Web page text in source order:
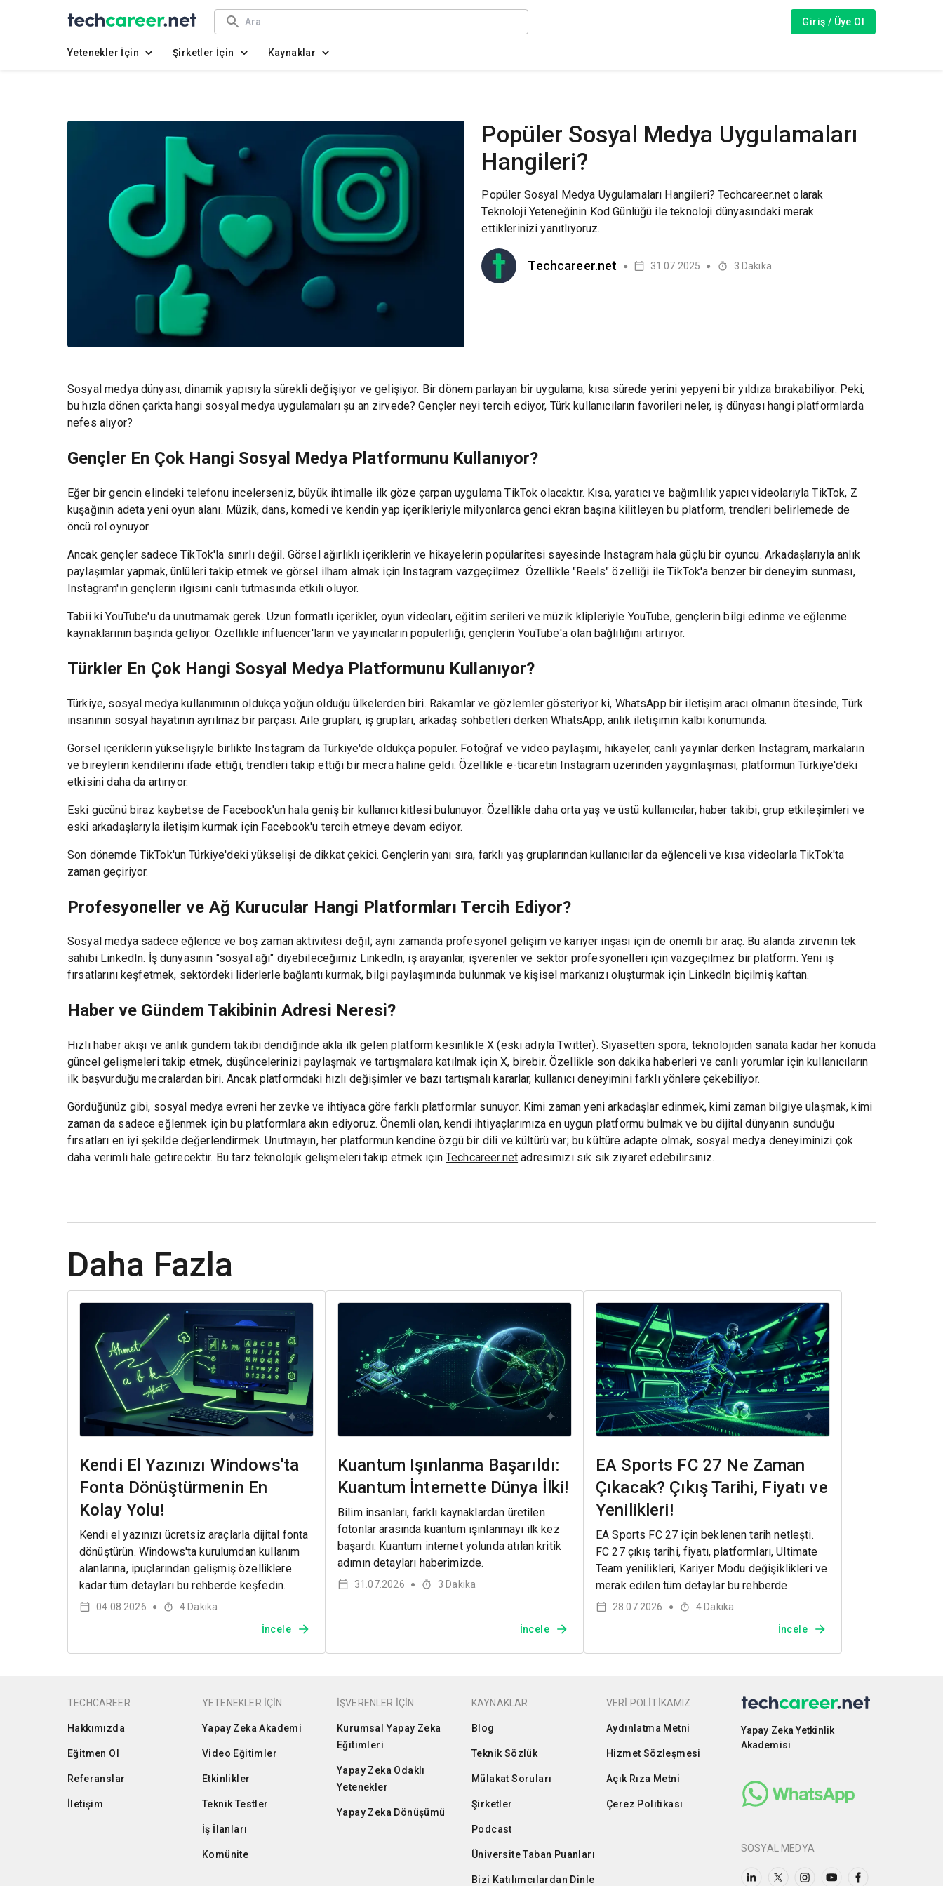
Giriş / Üye Ol
Yetenekler İçin Şirketler İçin Kaynaklar
Popüler Sosyal Medya Uygulamaları
Hangileri?
Popüler Sosyal Medya Uygulamaları Hangileri? Techcareer.net olarak
Teknoloji Yeteneğinin Kod Günlüğü ile teknoloji dünyasındaki merak
ettiklerinizi yanıtlıyoruz.
Techcareer.net ● 31.07.2025 ● 3 Dakika
Sosyal medya dünyası, dinamik yapısıyla sürekli değişiyor ve gelişiyor. Bir dönem parlayan bir uygulama, kısa sürede yerini yepyeni bir yıldıza bırakabiliyor. Peki,
bu hızla dönen çarkta hangi sosyal medya uygulamaları şu an zirvede? Gençler neyi tercih ediyor, Türk kullanıcıların favorileri neler, iş dünyası hangi platformlarda
nefes alıyor?
Gençler En Çok Hangi Sosyal Medya Platformunu Kullanıyor?
Eğer bir gencin elindeki telefonu incelerseniz, büyük ihtimalle ilk göze çarpan uygulama TikTok olacaktır. Kısa, yaratıcı ve bağımlılık yapıcı videolarıyla TikTok, Z
kuşağının adeta yeni oyun alanı. Müzik, dans, komedi ve kendin yap içerikleriyle milyonlarca genci ekran başına kilitleyen bu platform, trendleri belirlemede de
öncü rol oynuyor.
Ancak gençler sadece TikTok'la sınırlı değil. Görsel ağırlıklı içeriklerin ve hikayelerin popülaritesi sayesinde Instagram hala güçlü bir oyuncu. Arkadaşlarıyla anlık
paylaşımlar yapmak, ünlüleri takip etmek ve görsel ilham almak için Instagram vazgeçilmez. Özellikle "Reels" özelliği ile TikTok'a benzer bir deneyim sunması,
Instagram'ın gençlerin ilgisini canlı tutmasında etkili oluyor.
Tabii ki YouTube'u da unutmamak gerek. Uzun formatlı içerikler, oyun videoları, eğitim serileri ve müzik klipleriyle YouTube, gençlerin bilgi edinme ve eğlenme
kaynaklarının başında geliyor. Özellikle influencer'ların ve yayıncıların popülerliği, gençlerin YouTube'a olan bağlılığını artırıyor.
Türkler En Çok Hangi Sosyal Medya Platformunu Kullanıyor?
Türkiye, sosyal medya kullanımının oldukça yoğun olduğu ülkelerden biri. Rakamlar ve gözlemler gösteriyor ki, WhatsApp bir iletişim aracı olmanın ötesinde, Türk
insanının sosyal hayatının ayrılmaz bir parçası. Aile grupları, iş grupları, arkadaş sohbetleri derken WhatsApp, anlık iletişimin kalbi konumunda.
Görsel içeriklerin yükselişiyle birlikte Instagram da Türkiye'de oldukça popüler. Fotoğraf ve video paylaşımı, hikayeler, canlı yayınlar derken Instagram, markaların
ve bireylerin kendilerini ifade ettiği, trendleri takip ettiği bir mecra haline geldi. Özellikle e-ticaretin Instagram üzerinden yaygınlaşması, platformun Türkiye'deki
etkisini daha da artırıyor.
Eski gücünü biraz kaybetse de Facebook'un hala geniş bir kullanıcı kitlesi bulunuyor. Özellikle daha orta yaş ve üstü kullanıcılar, haber takibi, grup etkileşimleri ve
eski arkadaşlarıyla iletişim kurmak için Facebook'u tercih etmeye devam ediyor.
Son dönemde TikTok'un Türkiye'deki yükselişi de dikkat çekici. Gençlerin yanı sıra, farklı yaş gruplarından kullanıcılar da eğlenceli ve kısa videolarla TikTok'ta
zaman geçiriyor.
Profesyoneller ve Ağ Kurucular Hangi Platformları Tercih Ediyor?
Sosyal medya sadece eğlence ve boş zaman aktivitesi değil; aynı zamanda profesyonel gelişim ve kariyer inşası için de önemli bir araç. Bu alanda zirvenin tek
sahibi LinkedIn. İş dünyasının "sosyal ağı" diyebileceğimiz LinkedIn, iş arayanlar, işverenler ve sektör profesyonelleri için vazgeçilmez bir platform. Yeni iş
fırsatlarını keşfetmek, sektördeki liderlerle bağlantı kurmak, bilgi paylaşımında bulunmak ve kişisel markanızı oluşturmak için LinkedIn biçilmiş kaftan.
Haber ve Gündem Takibinin Adresi Neresi?
Hızlı haber akışı ve anlık gündem takibi dendiğinde akla ilk gelen platform kesinlikle X (eski adıyla Twitter). Siyasetten spora, teknolojiden sanata kadar her konuda
güncel gelişmeleri takip etmek, düşüncelerinizi paylaşmak ve tartışmalara katılmak için X, birebir. Özellikle son dakika haberleri ve canlı yorumlar için kullanıcıların
ilk başvurduğu mecralardan biri. Ancak platformdaki hızlı değişimler ve bazı tartışmalı kararlar, kullanıcı deneyimini farklı yönlere çekebiliyor.
Gördüğünüz gibi, sosyal medya evreni her zevke ve ihtiyaca göre farklı platformlar sunuyor. Kimi zaman yeni arkadaşlar edinmek, kimi zaman bilgiye ulaşmak, kimi
zaman da sadece eğlenmek için bu platformlara akın ediyoruz. Önemli olan, kendi ihtiyaçlarımıza en uygun platformu bulmak ve bu dijital dünyanın sunduğu
fırsatları en iyi şekilde değerlendirmek. Unutmayın, her platformun kendine özgü bir dili ve kültürü var; bu kültüre adapte olmak, sosyal medya deneyiminizi çok
daha verimli hale getirecektir. Bu tarz teknolojik gelişmeleri takip etmek için Techcareer.net adresimizi sık sık ziyaret edebilirsiniz.
Daha Fazla
Kendi El Yazınızı Windows'ta
Fonta Dönüştürmenin En
Kolay Yolu!
Kendi el yazınızı ücretsiz araçlarla dijital fonta
dönüştürün. Windows'ta kurulumdan kullanım
alanlarına, ipuçlarından gelişmiş özelliklere
kadar tüm detayları bu rehberde keşfedin.
04.08.2026 ● 4 Dakika
İncele
Kuantum Işınlanma Başarıldı:
Kuantum İnternette Dünya İlki!
Bilim insanları, farklı kaynaklardan üretilen
fotonlar arasında kuantum ışınlanmayı ilk kez
başardı. Kuantum internet yolunda atılan kritik
adımın detayları haberimizde.
31.07.2026 ● 3 Dakika
İncele
EA Sports FC 27 Ne Zaman
Çıkacak? Çıkış Tarihi, Fiyatı ve
Yenilikleri!
EA Sports FC 27 için beklenen tarih netleşti.
FC 27 çıkış tarihi, fiyatı, platformları, Ultimate
Team yenilikleri, Kariyer Modu değişiklikleri ve
merak edilen tüm detaylar bu rehberde.
28.07.2026 ● 4 Dakika
İncele
TECHCAREER
Hakkımızda
Eğitmen Ol
Referanslar
İletişim
YETENEKLER İÇİN
Yapay Zeka Akademi
Video Eğitimler
Etkinlikler
Teknik Testler
İş İlanları
Komünite
İŞVERENLER İÇİN
Kurumsal Yapay Zeka
Eğitimleri
Yapay Zeka Odaklı
Yetenekler
Yapay Zeka Dönüşümü
KAYNAKLAR
Blog
Teknik Sözlük
Mülakat Soruları
Şirketler
Podcast
Üniversite Taban Puanları
Bizi Katılımcılardan Dinle
VERİ POLİTİKAMIZ
Aydınlatma Metni
Hizmet Sözleşmesi
Açık Rıza Metni
Çerez Politikası
Yapay Zeka Yetkinlik
Akademisi
SOSYAL MEDYA